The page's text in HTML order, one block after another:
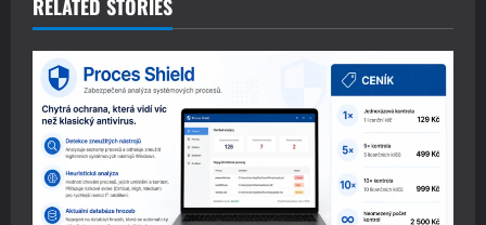
a
v
g
a
RELATED STORIES